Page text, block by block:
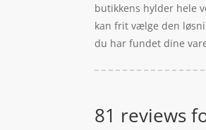
butikkens hylder hele
kan frit vælge den
du har fundet dine
81 reviews